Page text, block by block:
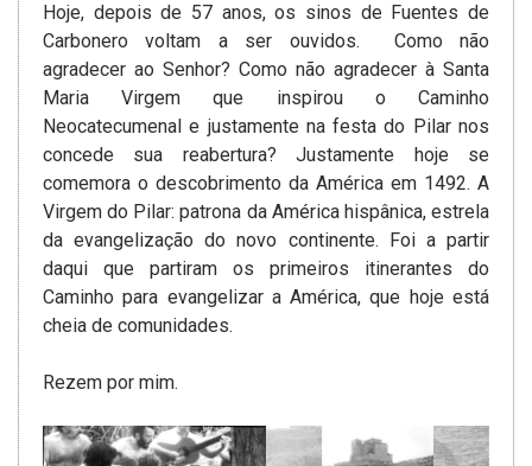
Hoje, depois de 57 anos, os sinos de Fuentes de
Carbonero voltam a ser ouvidos. Como não
agradecer ao Senhor? Como não agradecer à Santa
Maria Virgem que inspirou o Caminho
Neocatecumenal e justamente na festa do Pilar nos
concede sua reabertura? Justamente hoje se
comemora o descobrimento da América em 1492. A
Virgem do Pilar: patrona da América hispânica, estrela
da evangelização do novo continente. Foi a partir
daqui que partiram os primeiros itinerantes do
Caminho para evangelizar a América, que hoje está
cheia de comunidades.
Rezem por mim.